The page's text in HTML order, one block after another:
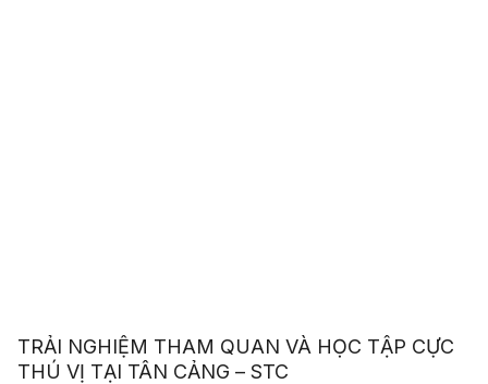
TRẢI NGHIỆM THAM QUAN VÀ HỌC TẬP CỰC
THÚ VỊ TẠI TÂN CẢNG – STC